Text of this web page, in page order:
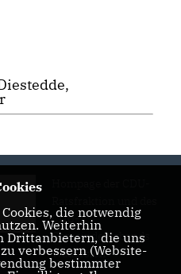
CDU-
Gemeindeverbands
Wadersloh
die notwendig
Weiterhin
Drittanbietern, die uns
verbessern (Website-
bestimmter